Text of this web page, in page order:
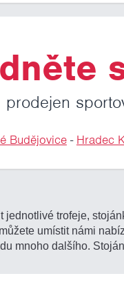
Budějovice- Hradec
jednotlivé trofeje,
umístit námi
mnoho dalšího.